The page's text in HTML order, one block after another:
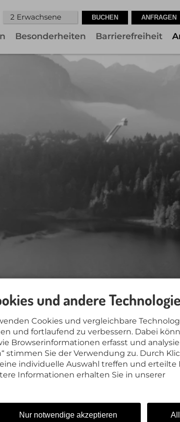
2 Erwachsene
Besonderheiten Barrierefreiheit
Herbst
Sonne tief steht wird Oberstdorf
Stimmung getaucht.
von den Wiesen hört man das Läuten
wunderschön. Die Temperaturen sind
und andere
Cookies und vergleichbare
und fortlaufend zu verbessern. Dabei
Browserinformationen erfasst und
stimmen Sie der Verwendung zu. Durch
individuelle Auswahl treffen und
Informationen erhalten Sie in unserer
Nur notwendige akzeptieren